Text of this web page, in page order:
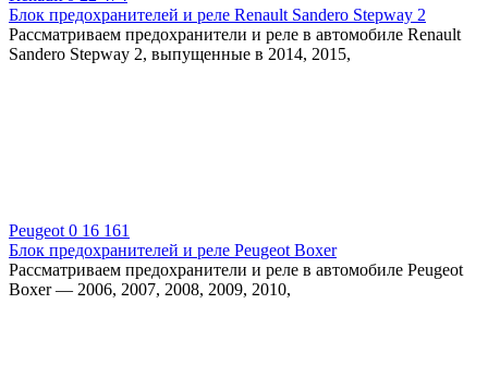
Блок предохранителей и реле Renault Sandero Stepway 2
Рассматриваем предохранители и реле в автомобиле Renault
Sandero Stepway 2, выпущенные в 2014, 2015,
Peugeot 0 16 161
Блок предохранителей и реле Peugeot Boxer
Рассматриваем предохранители и реле в автомобиле Peugeot
Boxer — 2006, 2007, 2008, 2009, 2010,